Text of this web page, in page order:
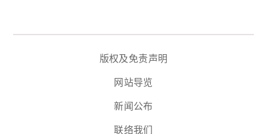
版权及免责声明
网站导览
新闻公布
联络我们